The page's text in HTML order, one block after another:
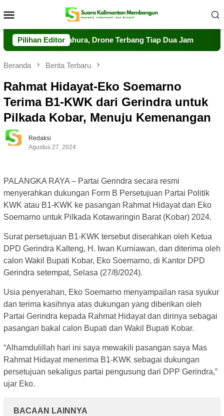
ke
Mobile
Pilihan Editor
Tahura, Drone Terbang Tiap Dua Jam
Beranda Berita Terbaru
Rahmat Hidayat-Eko Soemarno
Terima B1-KWK dari Gerindra untuk
Pilkada Kobar, Menuju Kemenangan
Redaksi
Agustus 27, 2024
PALANGKA RAYA – Partai Gerindra secara resmi
menyerahkan dukungan Form B Persetujuan Partai Politik
KWK atau B1-KWK ke pasangan Rahmat Hidayat dan Eko
Soemarno untuk Pilkada Kotawaringin Barat (Kobar) 2024.
Surat persetujuan B1-KWK tersebut diserahkan oleh Ketua
DPD Gerindra Kalteng, H. Iwan Kurniawan, dan diterima oleh
calon Wakil Bupati Kobar, Eko Soemarno, di Kantor DPD
Gerindra setempat, Selasa (27/8/2024).
Usia penyerahan, Eko Soemarno menyampailan rasa syukur
dan terima kasihnya atas dukungan yang diberikan oleh
Partai Gerindra kepada Rahmat Hidayat dan dirinya sebagai
pasangan bakal calon Bupati dan Wakil Bupati Kobar.
“Alhamdulillah hari ini saya mewakili pasangan saya Mas
Rahmat Hidayat menerima B1-KWK sebagai dukungan
persetujuan sekaligus partai pengusung dari DPP Gerindra,”
ujar Eko.
BACAAN LAINNYA